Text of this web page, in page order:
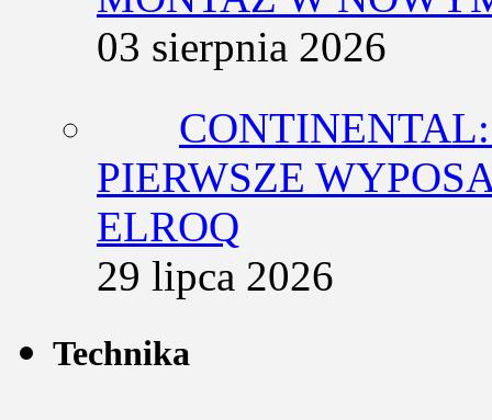
03 sierpnia 2026
PIERWSZE
ELROQ
29 lipca 2026
Technika